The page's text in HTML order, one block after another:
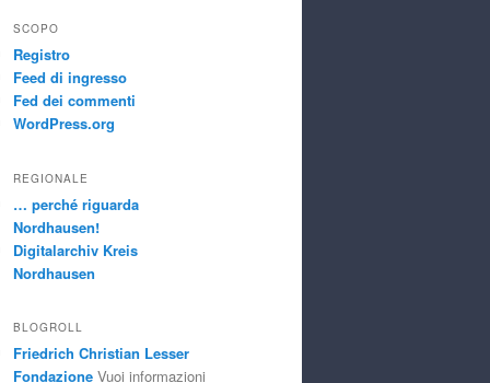
SCOPO
Registro
Feed di ingresso
Fed dei commenti
WordPress.org
REGIONALE
… perché riguarda
Nordhausen!
Digitalarchiv Kreis
Nordhausen
BLOGROLL
Friedrich Christian Lesser
Fondazione Vuoi informazioni